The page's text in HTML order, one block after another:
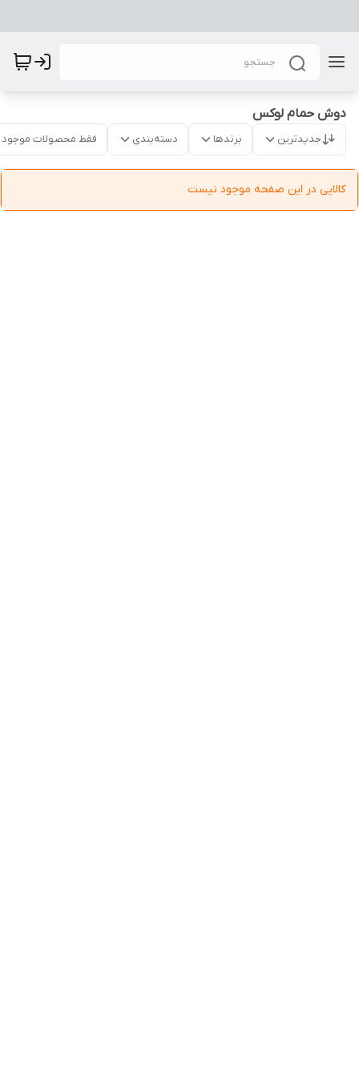
دوش حمام لوکس
جدیدترین برندها دسته‌بندی فقط محصولات موجود
کالایی در این صفحه موجود نیست